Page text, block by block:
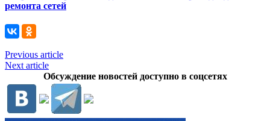
ремонта сетей
Previous article
Next article
Обсуждение новостей доступно в соцсетях